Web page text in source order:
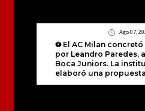
Ago 07,
⚽ El AC Milan
por Leandro Paredes,
Boca Juniors. La
elaboró una